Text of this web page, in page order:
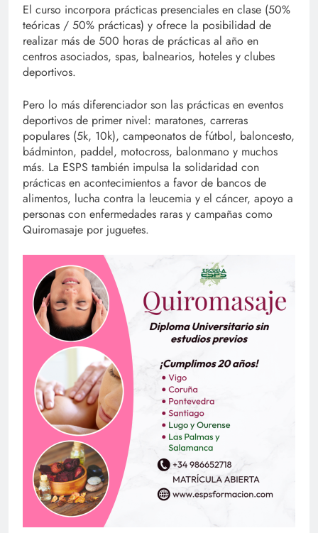
El curso incorpora prácticas presenciales en clase (50%
teóricas / 50% prácticas) y ofrece la posibilidad de
realizar más de 500 horas de prácticas al año en
centros asociados, spas, balnearios, hoteles y clubes
deportivos.
Pero lo más diferenciador son las prácticas en eventos
deportivos de primer nivel: maratones, carreras
populares (5k, 10k), campeonatos de fútbol, baloncesto,
bádminton, paddel, motocross, balonmano y muchos
más. La ESPS también impulsa la solidaridad con
prácticas en acontecimientos a favor de bancos de
alimentos, lucha contra la leucemia y el cáncer, apoyo a
personas con enfermedades raras y campañas como
Quiromasaje por juguetes.